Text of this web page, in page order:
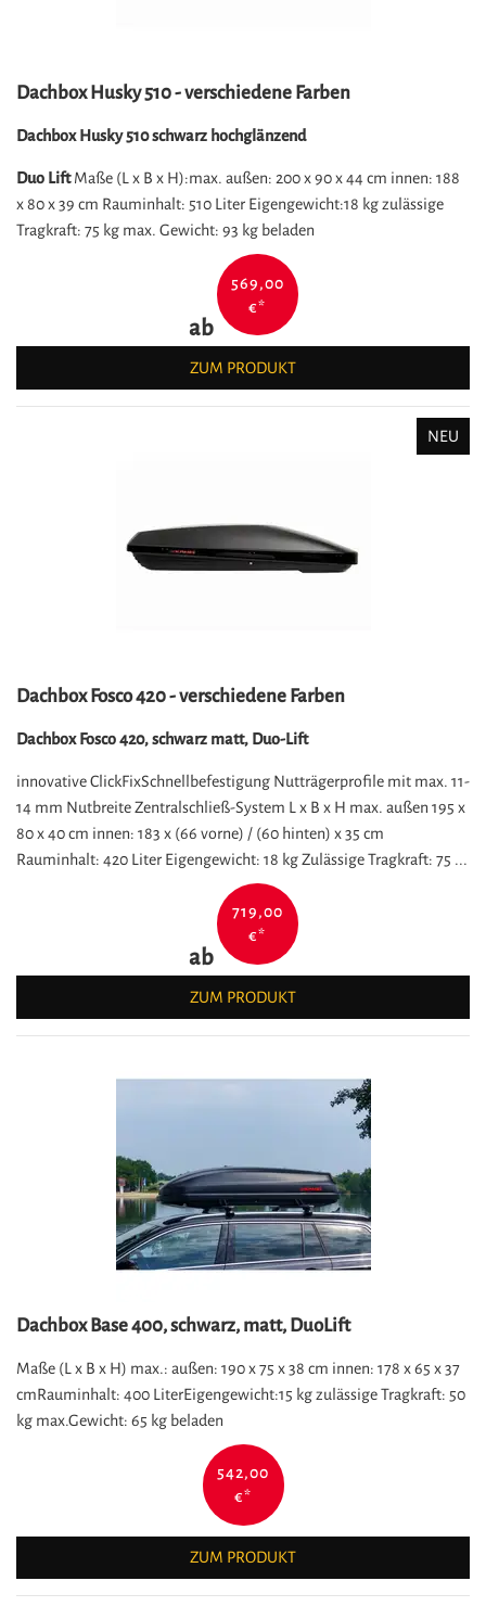
Dachbox Husky 510 - verschiedene Farben
Dachbox Husky 510 schwarz hochglänzend
Duo LiftMaße (L x B x H):max. außen: 200 x 90 x 44 cm innen: 188
x 80 x 39 cm Rauminhalt: 510 Liter Eigengewicht:18 kg zulässige
Tragkraft: 75 kg max. Gewicht: 93 kg beladen
ab
569,00
€*
ZUM PRODUKT
NEU
Dachbox Fosco 420 - verschiedene Farben
Dachbox Fosco 420, schwarz matt, Duo-Lift
innovative ClickFixSchnellbefestigung Nutträgerprofile mit max. 11-
14 mm Nutbreite Zentralschließ-System L x B x H max. außen 195 x
80 x 40 cm innen: 183 x (66 vorne) / (60 hinten) x 35 cm
Rauminhalt: 420 Liter Eigengewicht: 18 kg Zulässige Tragkraft: 75 ...
ab
719,00
€*
ZUM PRODUKT
Dachbox Base 400, schwarz, matt, DuoLift
Maße (L x B x H) max.: außen: 190 x 75 x 38 cm innen: 178 x 65 x 37
cm ​​​​​​​Rauminhalt: 400 Liter ​​​​​​​Eigengewicht:15 kg zulässige Tragkraft: 50
kg max.Gewicht: 65 kg beladen
542,00
€*
ZUM PRODUKT